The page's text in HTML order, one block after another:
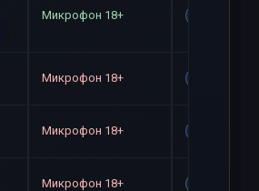
Микрофон 18+
Микрофон 18+
Микрофон 18+
Микрофон 18+